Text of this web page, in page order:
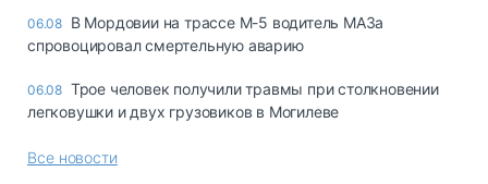
06.08 В Мордовии на трассе М-5 водитель МАЗа
спровоцировал смертельную аварию
06.08 Трое человек получили травмы при столкновении
легковушки и двух грузовиков в Могилеве
Все новости